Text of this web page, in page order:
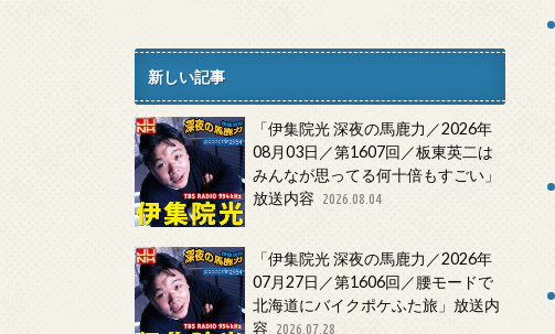
新しい記事
「伊集院光 深夜の馬鹿力／2026年
08月03日／第1607回／板東英二は
みんなが思ってる何十倍もすごい」
放送内容
2026.08.04
「伊集院光 深夜の馬鹿力／2026年
07月27日／第1606回／腰モードで
北海道にバイクポケふた旅」放送内
容
2026.07.28